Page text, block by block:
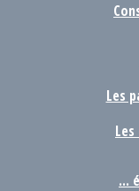
Les
...